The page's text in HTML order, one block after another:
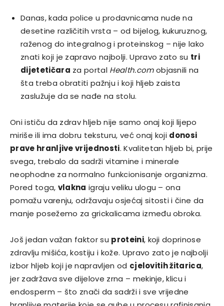
Danas, kada police u prodavnicama nude na
desetine različitih vrsta – od bijelog, kukuruznog,
raženog do integralnog i proteinskog – nije lako
znati koji je zapravo najbolji. Upravo zato su tri
dijetetičara za portal Health.comobjasnili na
šta treba obratiti pažnju i koji hljeb zaista
zaslužuje da se nađe na stolu.
Oni ističu da zdrav hljeb nije samo onaj koji lijepo
miriše ili ima dobru teksturu, već onaj koji donosi
prave hranljive vrijednosti. Kvalitetan hljeb bi, prije
svega, trebalo da sadrži vitamine i minerale
neophodne za normalno funkcionisanje organizma.
Pored toga, vlakna igraju veliku ulogu – ona
pomažu varenju, održavaju osjećaj sitosti i čine da
manje posežemo za grickalicama između obroka.
Još jedan važan faktor su proteini, koji doprinose
zdravlju mišića, kostiju i kože. Upravo zato je najbolji
izbor hljeb koji je napravljen od cjelovitih žitarica,
jer zadržava sve dijelove zrna – mekinje, klicu i
endosperm – što znači da sadrži i sve vrijedne